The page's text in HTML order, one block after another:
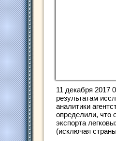
11 декабря 2017
результатам
аналитики
определили, что
экспорта
(исключая
...